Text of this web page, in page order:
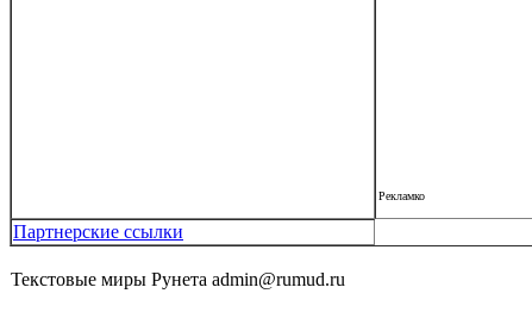
Рекламко
Партнерские ссылки
Текстовые миры Рунета admin@rumud.ru